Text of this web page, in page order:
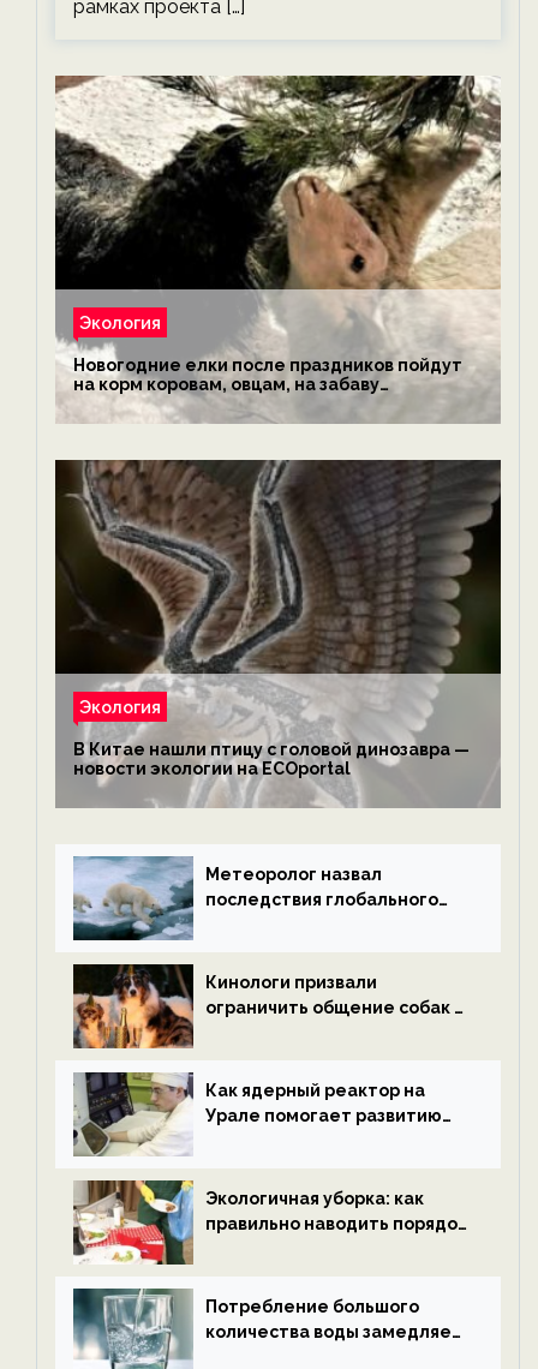
рамках проекта […]
Экология
Новогодние елки после праздников пойдут
на корм коровам, овцам, на забаву
обезьянам, львам и леопардам — новости
экологии на ECOportal
Экология
В Китае нашли птицу с головой динозавра —
новости экологии на ECOportal
Метеоролог назвал
последствия глобального
ECOportal
Кинологи призвали
ограничить общение собак с
ECOportal
Как ядерный реактор на
Урале помогает развитию
ECOportal
Экологичная уборка: как
правильно наводить порядок
Потребление большого
количества воды замедляет